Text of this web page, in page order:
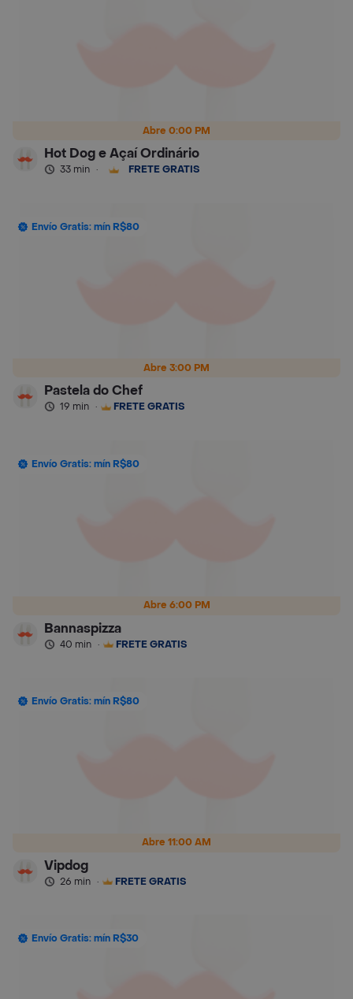
Abre 0:00 PM
Hot Dog e Açaí Ordinário
33 min · FRETE GRÁTIS
Abre 3:00 PM
Envío Gratis: mín R$80
Pastela do Chef
19 min · FRETE GRÁTIS
Abre 6:00 PM
Envío Gratis: mín R$80
Bannaspizza
40 min · FRETE GRÁTIS
Abre 11:00 AM
Envío Gratis: mín R$80
Vipdog
26 min · FRETE GRÁTIS
Envío Gratis: mín R$30